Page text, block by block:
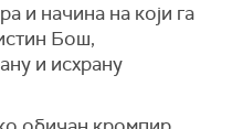
и начина на који га
Бош,
и исхрану